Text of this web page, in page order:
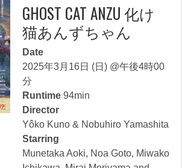
賊
GHOST CAT ANZU 化け
猫あんずちゃん
Date
2025年3月16日 (日) @午後4時00
分
Runtime 94min
Director
Yôko Kuno & Nobuhiro Yamashita
Starring
Munetaka Aoki, Noa Goto, Miwako